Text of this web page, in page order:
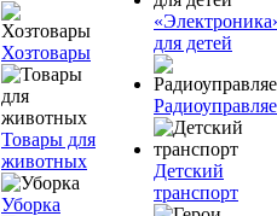
Хозтовары
Товары для
животных
Уборка
для детей
Детский
транспорт